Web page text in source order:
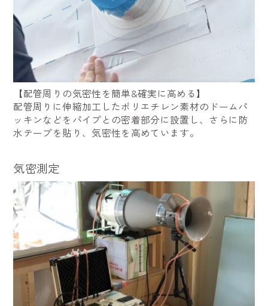
【配管周りの気密性を簡単&確実に高める】
配管周りに伸縮加工したポリエチレン素材のドームパ
ッキンなどをパイプとの密着部分に設置し、さらに防
水テープを貼り、気密性を高めています。
気密測定